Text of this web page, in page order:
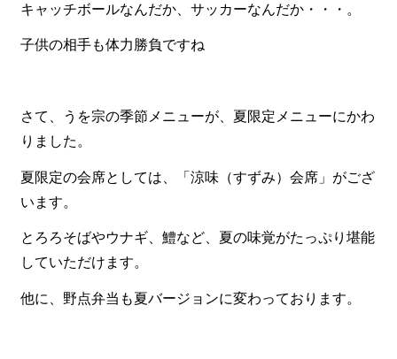
8,000円~
食材から選ぶ
お魚メイン弁当
お野菜メイン弁当
旬の食材弁当
近江(滋賀)地方ゆかりの弁当
キャッチボールなんだか、サッカーなんだか・・・。
子供の相手も体力勝負ですね
さて、うを宗の季節メニューが、夏限定メニューにかわ
りました。
夏限定の会席としては、「涼味（すずみ）会席」がござ
います。
とろろそばやウナギ、鱧など、夏の味覚がたっぷり堪能
していただけます。
他に、野点弁当も夏バージョンに変わっております。